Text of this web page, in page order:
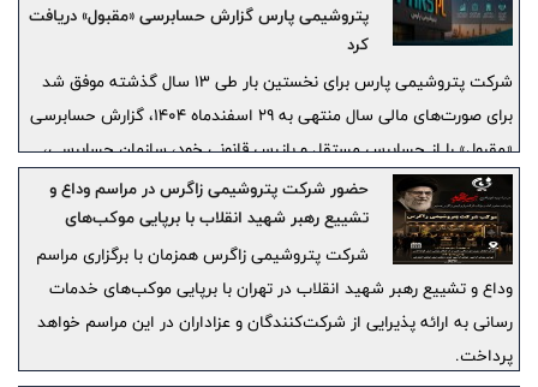
پتروشیمی پارس گزارش حسابرسی «مقبول» دریافت
کرد
شرکت پتروشیمی پارس برای نخستین بار طی ۱۳ سال گذشته موفق شد
برای صورت‌های مالی سال منتهی به ۲۹ اسفندماه ۱۴۰۴، گزارش حسابرسی
«مقبول» را از حسابرس مستقل و بازرس قانونی خود، سازمان حسابرسی،
دریافت کند.
حضور شرکت پتروشیمی زاگرس در مراسم وداع و
تشییع رهبر شهید انقلاب با برپایی موکب‌های
خدمات رسانی
شرکت پتروشیمی زاگرس همزمان با برگزاری مراسم
وداع و تشییع رهبر شهید انقلاب در تهران با برپایی موکب‌های خدمات
رسانی به ارائه پذیرایی از شرکت‌کنندگان و عزاداران در این مراسم خواهد
پرداخت.